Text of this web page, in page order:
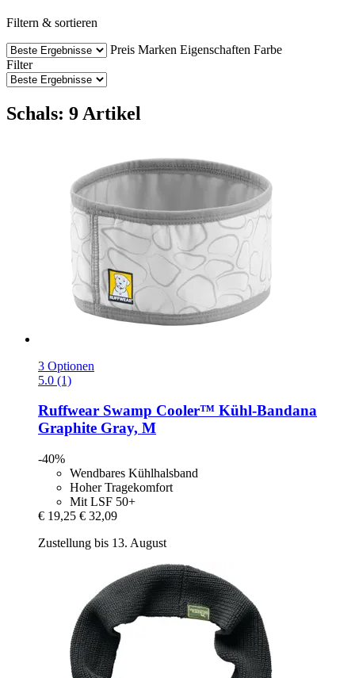
Filtern & sortieren
Preis Marken Eigenschaften Farbe
Filter
Schals: 9 Artikel
3 Optionen
5.0 (1)
Ruffwear Swamp Cooler™ Kühl-​Bandana
Graphite Gray, M
-40%
Wendbares Kühlhalsband
Hoher Tragekomfort
Mit LSF 50+
€ 19,25 € 32,09
Zustellung bis 13. August